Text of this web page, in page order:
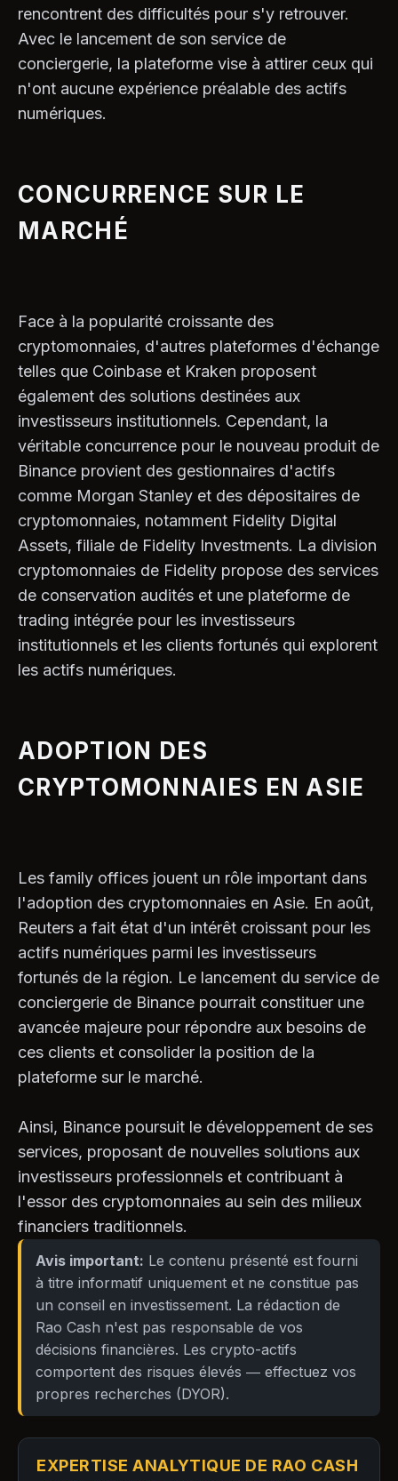
rencontrent des difficultés pour s'y retrouver.
Avec le lancement de son service de
conciergerie, la plateforme vise à attirer ceux qui
n'ont aucune expérience préalable des actifs
numériques.
CONCURRENCE SUR LE
MARCHÉ
Face à la popularité croissante des
cryptomonnaies, d'autres plateformes d'échange
telles que Coinbase et Kraken proposent
également des solutions destinées aux
investisseurs institutionnels. Cependant, la
véritable concurrence pour le nouveau produit de
Binance provient des gestionnaires d'actifs
comme Morgan Stanley et des dépositaires de
cryptomonnaies, notamment Fidelity Digital
Assets, filiale de Fidelity Investments. La division
cryptomonnaies de Fidelity propose des services
de conservation audités et une plateforme de
trading intégrée pour les investisseurs
institutionnels et les clients fortunés qui explorent
les actifs numériques.
ADOPTION DES
CRYPTOMONNAIES EN ASIE
Les family offices jouent un rôle important dans
l'adoption des cryptomonnaies en Asie. En août,
Reuters a fait état d'un intérêt croissant pour les
actifs numériques parmi les investisseurs
fortunés de la région. Le lancement du service de
conciergerie de Binance pourrait constituer une
avancée majeure pour répondre aux besoins de
ces clients et consolider la position de la
plateforme sur le marché.
Ainsi, Binance poursuit le développement de ses
services, proposant de nouvelles solutions aux
investisseurs professionnels et contribuant à
l'essor des cryptomonnaies au sein des milieux
financiers traditionnels.
Avis important: Le contenu présenté est fourni
à titre informatif uniquement et ne constitue pas
un conseil en investissement. La rédaction de
Rao Cash n'est pas responsable de vos
décisions financières. Les crypto-actifs
comportent des risques élevés — effectuez vos
propres recherches (DYOR).
EXPERTISE ANALYTIQUE DE RAO CASH